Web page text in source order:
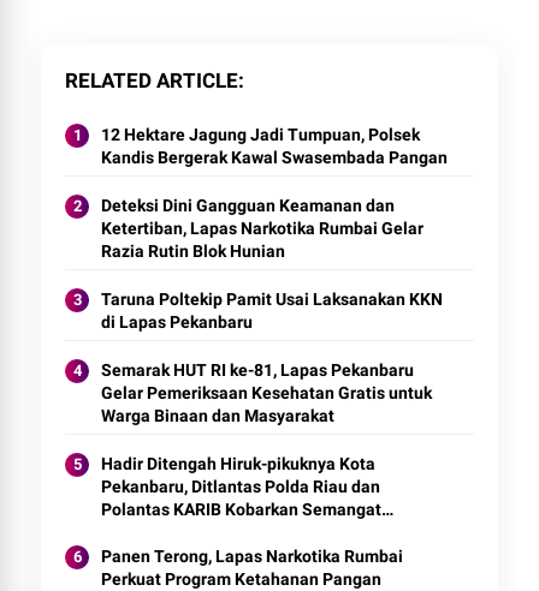
RELATED ARTICLE
12 Hektare Jagung Jadi Tumpuan, Polsek
Kandis Bergerak Kawal Swasembada Pangan
Deteksi Dini Gangguan Keamanan dan
Ketertiban, Lapas Narkotika Rumbai Gelar
Razia Rutin Blok Hunian
Taruna Poltekip Pamit Usai Laksanakan KKN
di Lapas Pekanbaru
Semarak HUT RI ke-81, Lapas Pekanbaru
Gelar Pemeriksaan Kesehatan Gratis untuk
Warga Binaan dan Masyarakat
Hadir Ditengah Hiruk-pikuknya Kota
Pekanbaru, Ditlantas Polda Riau dan
Polantas KARIB Kobarkan Semangat
Policing Jelang HUT RI Ke-81 Tahun
Panen Terong, Lapas Narkotika Rumbai
Perkuat Program Ketahanan Pangan